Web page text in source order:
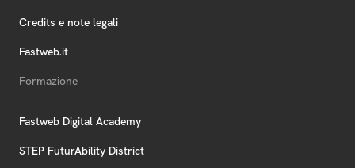
Credits e note legali
Fastweb.it
Formazione
Fastweb Digital Academy
STEP FuturAbility District